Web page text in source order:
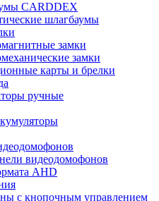
CARDDEX
шлагбаумы
замки
замки
карты и брелки
ручные
видеодомофонов
AHD
с кнопочным управлением